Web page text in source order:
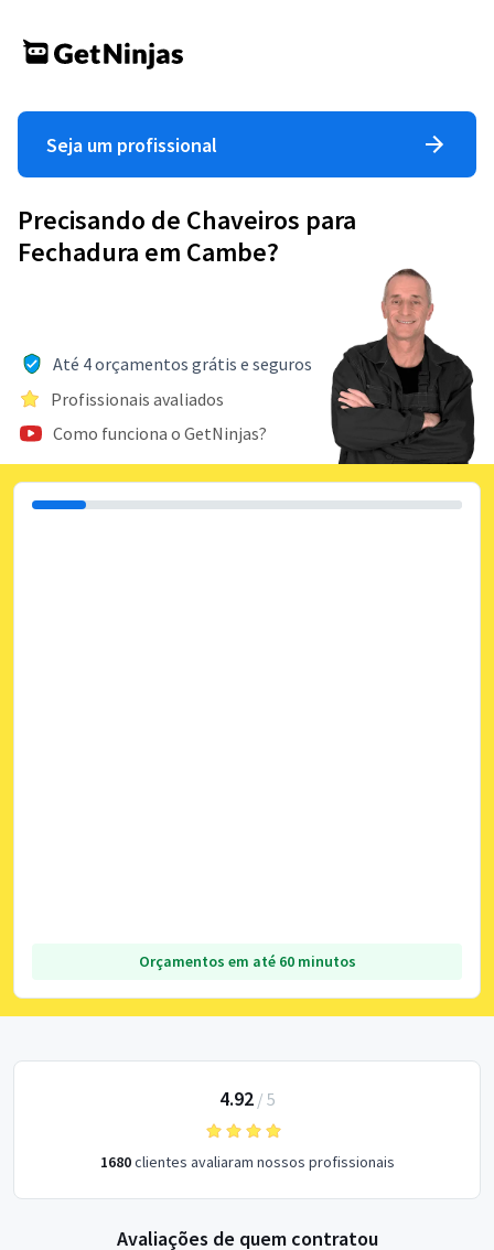
Seja um profissional
Precisando de Chaveiros para
Fechadura em Cambe?
Até 4 orçamentos grátis e seguros
Profissionais avaliados
Como funciona o GetNinjas?
Orçamentos em até 60 minutos
4.92/ 5
1680clientes avaliaram nossos profissionais
Avaliações de quem contratou